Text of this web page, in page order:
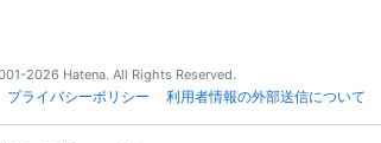
2026 Hatena. All Rights Reserved.
プライバシーポリシー 利用者情報の外部送信について